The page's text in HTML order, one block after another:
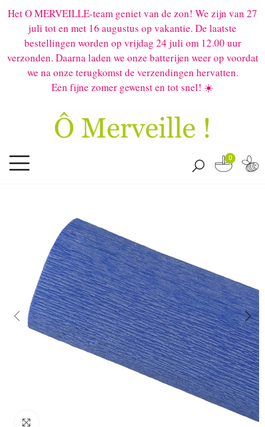
Het O MERVEILLE-team geniet van de zon! We zijn van 27
juli tot en met 16 augustus op vakantie. De laatste
bestellingen worden op vrijdag 24 juli om 12.00 uur
verzonden. Daarna laden we onze batterijen weer op voordat
we na onze terugkomst de verzendingen hervatten.
Een fijne zomer gewenst en tot snel! ☀️
0